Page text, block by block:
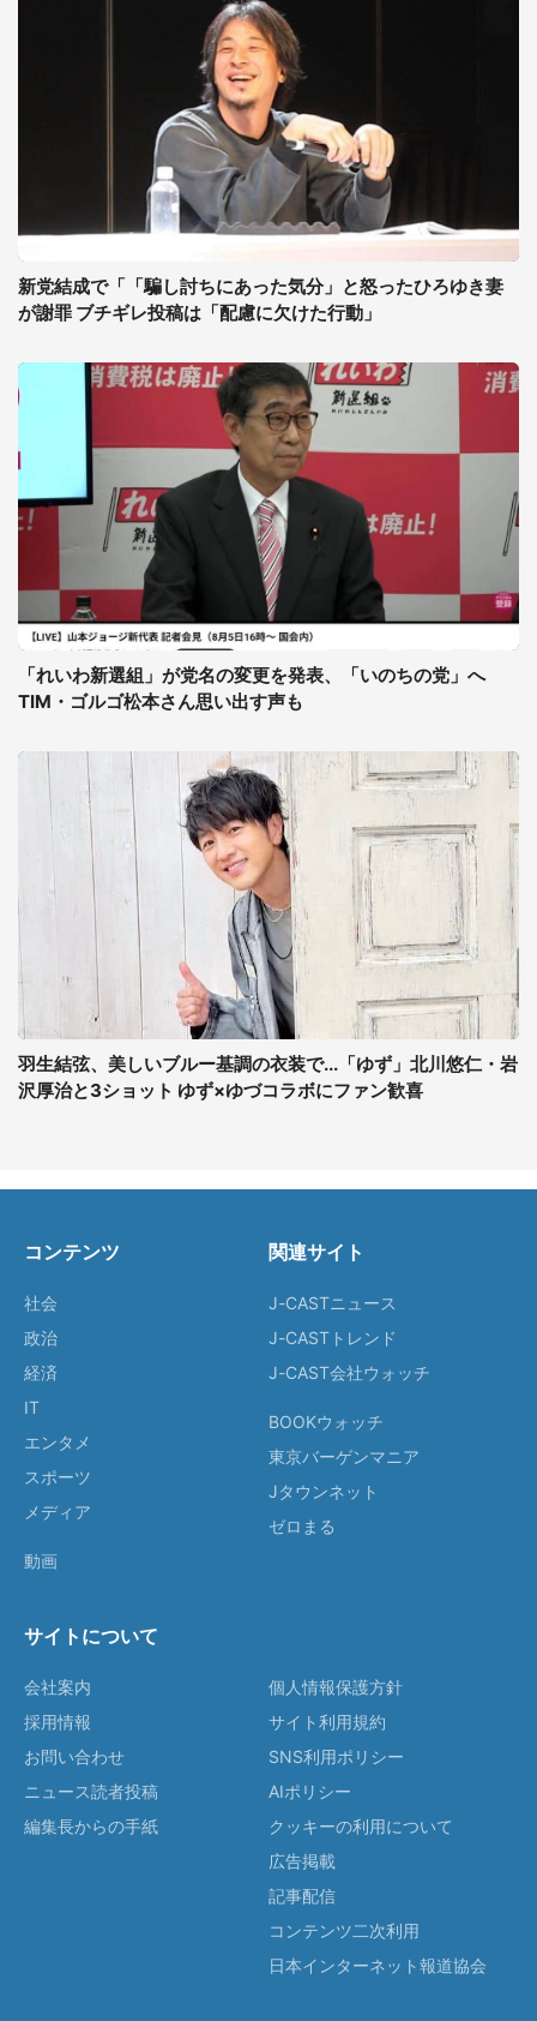
新党結成で「「騙し討ちにあった気分」と怒ったひろゆき妻
が謝罪 ブチギレ投稿は「配慮に欠けた行動」
「れいわ新選組」が党名の変更を発表、「いのちの党」へ
TIM・ゴルゴ松本さん思い出す声も
羽生結弦、美しいブルー基調の衣装で...「ゆず」北川悠仁・岩
沢厚治と3ショット ゆず×ゆづコラボにファン歓喜
コンテンツ
社会
政治
経済
IT
エンタメ
スポーツ
メディア
動画
関連サイト
J-CASTニュース
J-CASTトレンド
J-CAST会社ウォッチ
BOOKウォッチ
東京バーゲンマニア
Jタウンネット
ゼロまる
サイトについて
会社案内
採用情報
お問い合わせ
ニュース読者投稿
編集長からの手紙
個人情報保護方針
サイト利用規約
SNS利用ポリシー
AIポリシー
クッキーの利用について
広告掲載
記事配信
コンテンツ二次利用
日本インターネット報道協会